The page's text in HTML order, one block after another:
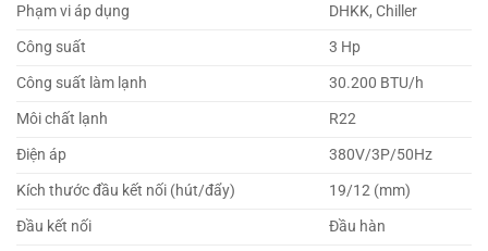
Phạm vi áp dụng
DHKK, Chiller
Công suất
3 Hp
Công suất làm lạnh
30.200 BTU/h
Môi chất lạnh
R22
Điện áp
380V/3P/50Hz
Kích thước đầu kết nối (hút/đẩy)
19/12 (mm)
Đầu kết nối
Đầu hàn